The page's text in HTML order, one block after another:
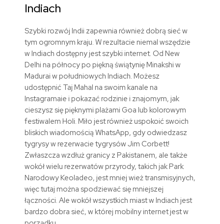
Indiach
Szybki rozwój Indii zapewnia również dobrą sieć w
tym ogromnym kraju. W rezultacie niemal wszędzie
w Indiach dostępny jest szybki internet. Od New
Delhi na północy po piękną świątynię Minakshi w
Madurai w południowych Indiach. Możesz
udostępnić Taj Mahal na swoim kanale na
Instagramaie i pokazać rodzinie i znajomym, jak
cieszysz się pięknymi plażami Goa lub kolorowym
festiwalem Holi. Miło jest również uspokoić swoich
bliskich wiadomością WhatsApp, gdy odwiedzasz
tygrysy w rezerwacie tygrysów Jim Corbett!
Zwłaszcza wzdłuż granicy z Pakistanem, ale także
wokół wielu rezerwatów przyrody, takich jak Park
Narodowy Keoladeo, jest mniej wież transmisyjnych,
więc tutaj można spodziewać się mniejszej
łączności. Ale wokół wszystkich miast w Indiach jest
bardzo dobra sieć, w której mobilny internet jest w